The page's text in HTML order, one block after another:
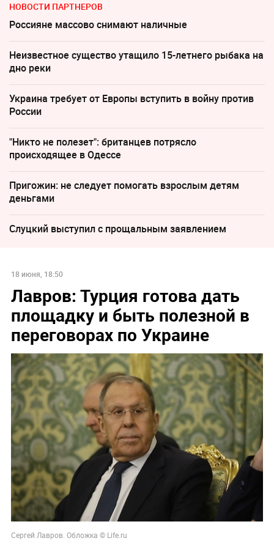
НОВОСТИ ПАРТНЕРОВ
Россияне массово снимают наличные
Неизвестное существо утащило 15-летнего рыбака на
дно реки
Украина требует от Европы вступить в войну против
России
"Никто не полезет": британцев потрясло
происходящее в Одессе
Пригожин: не следует помогать взрослым детям
деньгами
Слуцкий выступил с прощальным заявлением
18 июня, 18:50
Лавров: Турция готова дать
площадку и быть полезной в
переговорах по Украине
Сергей Лавров. Обложка © Life.ru